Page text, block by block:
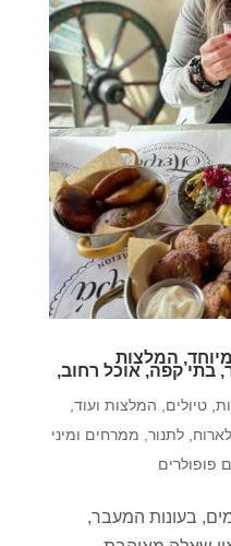
המלצות
בתי קפה, אוכל רחוב,
טיולים, המלצות ועוד
לארוח ,לתנור ממרחים ומיני
פופולרים
בעונות המעבר,